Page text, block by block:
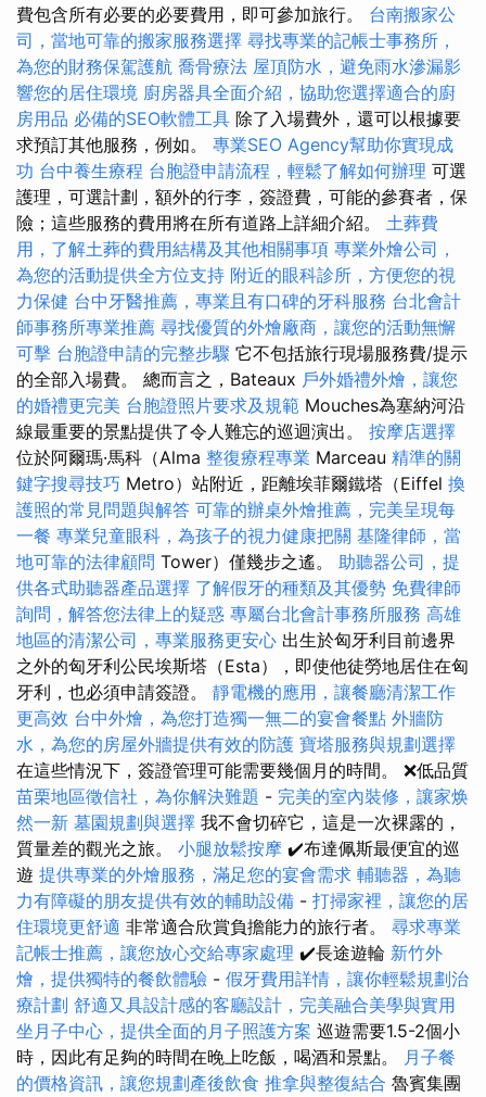
費包含所有必要的必要費用，即可參加旅行。 台南搬家公
司，當地可靠的搬家服務選擇 尋找專業的記帳士事務所，
為您的財務保駕護航 喬骨療法 屋頂防水，避免雨水滲漏影
響您的居住環境 廚房器具全面介紹，協助您選擇適合的廚
房用品 必備的SEO軟體工具 除了入場費外，還可以根據要
求預訂其他服務，例如。 專業SEO Agency幫助你實現成
功 台中養生療程 台胞證申請流程，輕鬆了解如何辦理 可選
護理，可選計劃，額外的行李，簽證費，可能的參賽者，保
險；這些服務的費用將在所有道路上詳細介紹。 土葬費
用，了解土葬的費用結構及其他相關事項 專業外燴公司，
為您的活動提供全方位支持 附近的眼科診所，方便您的視
力保健 台中牙醫推薦，專業且有口碑的牙科服務 台北會計
師事務所專業推薦 尋找優質的外燴廠商，讓您的活動無懈
可擊 台胞證申請的完整步驟 它不包括旅行現場服務費/提示
的全部入場費。 總而言之，Bateaux 戶外婚禮外燴，讓您
的婚禮更完美 台胞證照片要求及規範 Mouches為塞納河沿
線最重要的景點提供了令人難忘的巡迴演出。 按摩店選擇
位於阿爾瑪·馬科（Alma 整復療程專業 Marceau 精準的關
鍵字搜尋技巧 Metro）站附近，距離埃菲爾鐵塔（Eiffel 換
護照的常見問題與解答 可靠的辦桌外燴推薦，完美呈現每
一餐 專業兒童眼科，為孩子的視力健康把關 基隆律師，當
地可靠的法律顧問 Tower）僅幾步之遙。 助聽器公司，提
供各式助聽器產品選擇 了解假牙的種類及其優勢 免費律師
詢問，解答您法律上的疑惑 專屬台北會計事務所服務 高雄
地區的清潔公司，專業服務更安心 出生於匈牙利目前邊界
之外的匈牙利公民埃斯塔（Esta），即使他徒勞地居住在匈
牙利，也必須申請簽證。 靜電機的應用，讓餐廳清潔工作
更高效 台中外燴，為您打造獨一無二的宴會餐點 外牆防
水，為您的房屋外牆提供有效的防護 寶塔服務與規劃選擇
在這些情況下，簽證管理可能需要幾個月的時間。 ❌低品質
苗栗地區徵信社，為你解決難題 - 完美的室內裝修，讓家焕
然一新 墓園規劃與選擇 我不會切碎它，這是一次裸露的，
質量差的觀光之旅。 小腿放鬆按摩 ✔️布達佩斯最便宜的巡
遊 提供專業的外燴服務，滿足您的宴會需求 輔聽器，為聽
力有障礙的朋友提供有效的輔助設備 - 打掃家裡，讓您的居
住環境更舒適 非常適合欣賞負擔能力的旅行者。 尋求專業
記帳士推薦，讓您放心交給專家處理 ✔️長途遊輪 新竹外
燴，提供獨特的餐飲體驗 - 假牙費用詳情，讓你輕鬆規劃治
療計劃 舒適又具設計感的客廳設計，完美融合美學與實用
坐月子中心，提供全面的月子照護方案 巡遊需要1.5-2個小
時，因此有足夠的時間在晚上吃飯，喝酒和景點。 月子餐
的價格資訊，讓您規劃產後飲食 推拿與整復結合 魯賓集團